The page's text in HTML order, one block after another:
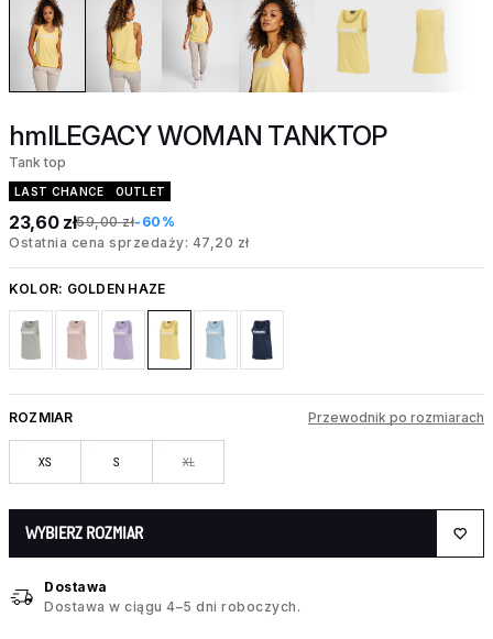
hmlLEGACY WOMAN TANKTOP
Tank top
LAST CHANCE OUTLET
23,60 zł59,00 zł-60%
Ostatnia cena sprzedaży: 47,20 zł
KOLOR: GOLDEN HAZE
ROZMIAR Przewodnik po rozmiarach
XS S XL
WYBIERZ ROZMIAR
Dostawa
Dostawa w ciągu 4–5 dni roboczych.